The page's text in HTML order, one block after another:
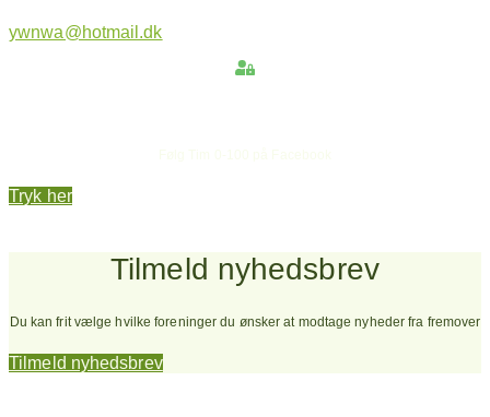
ywnwa@hotmail.dk
Tryk her
Tilmeld nyhedsbrev
Du kan frit vælge hvilke foreninger du ønsker at modtage nyheder fra fremover
Tilmeld nyhedsbrev